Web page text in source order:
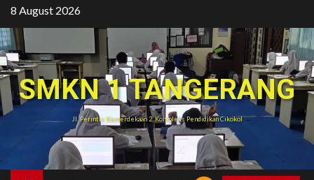
Skip
to
content
8 August 2026
SMKN 1 TANGERANG
Jl. Perintis Kemerdekaan 2, Kompleks Pendidikan Cikokol